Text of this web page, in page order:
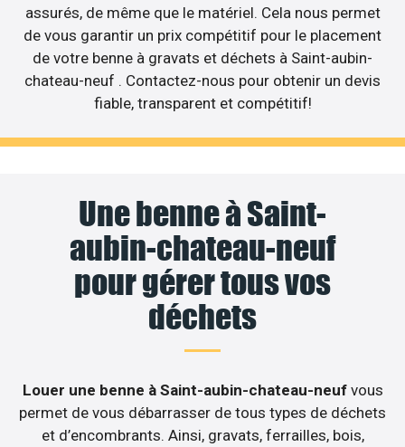
assurés, de même que le matériel. Cela nous permet
de vous garantir un prix compétitif pour le placement
de votre benne à gravats et déchets à Saint-aubin-
chateau-neuf . Contactez-nous pour obtenir un devis
fiable, transparent et compétitif!
Une benne à Saint-
aubin-chateau-neuf
pour gérer tous vos
déchets
Louer une benne à Saint-aubin-chateau-neuf vous
permet de vous débarrasser de tous types de déchets
et d’encombrants. Ainsi, gravats, ferrailles, bois,